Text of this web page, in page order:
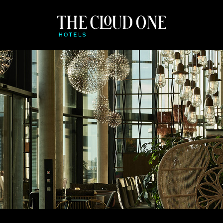
VISÃO GERAL
APP BEONE
CHECK-IN ONLINE E